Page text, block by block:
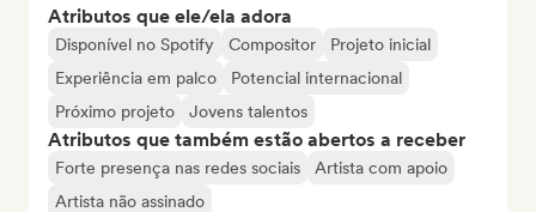
Atributos que ele/ela adora
Disponível no Spotify Compositor
Projeto inicial
Experiência em palco
Potencial internacional
Próximo projeto
Jovens talentos
Atributos que também estão abertos a receber
Forte presença nas redes sociais
Artista com apoio
Artista não assinado